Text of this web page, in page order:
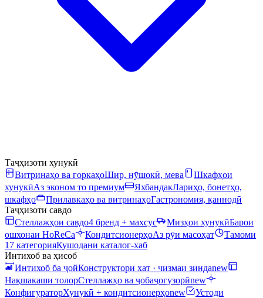
Таҷҳизоти хунукӣ
Витринаҳо ва горкаҳоШир, нӯшокӣ, мева
Шкафҳои
хунукӣАз эконом то премиум ЯхбандакЛариҳо, бонетҳо,
шкафҳо
Прилавкаҳо ва витринаҳоГастрономия, қаннодӣ
Таҷҳизоти савдо
Стеллажҳои савдо4 бренд + махсус Мизҳои хунукӣБарои
ошхонаи HoReCa
КондитсионерҳоАз рӯи масоҳат
Тамоми
17 категорияКушодани каталог-хаб
Интихоб ва ҳисоб
Интихоб ба ҷойКонструктори хат · чизмаи зиндаnew
Нақшакаши толорСтеллажҳо ва ҷобаҷогузорӣnew
КонфигураторХунукӣ + кондитсионерҳоnew
Устоди